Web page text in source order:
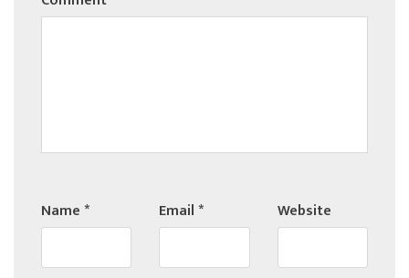
Name* Email* Website